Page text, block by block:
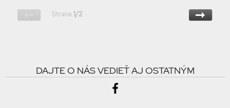
Strana 1/2
DAJTE O NÁS VEDIEŤ AJ OSTATNÝM